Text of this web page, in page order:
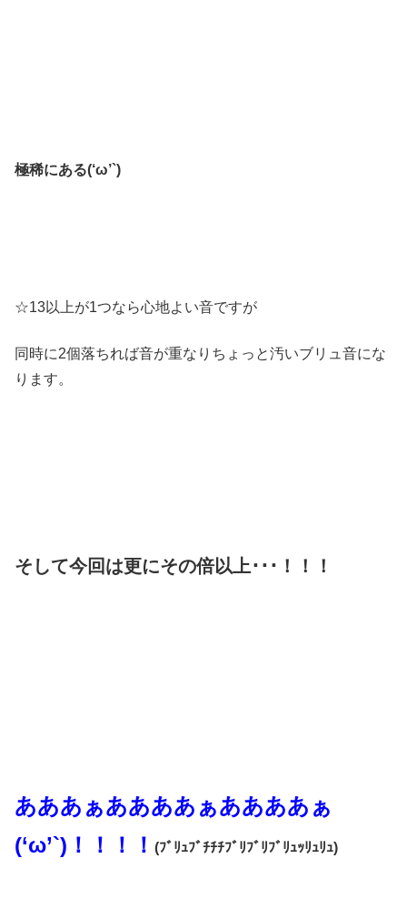
極稀にある(‘ω’`)
☆13以上が1つなら心地よい音ですが
同時に2個落ちれば音が重なりちょっと汚いブリュ音にな
ります。
そして今回は更にその倍以上･･･！！！
あああぁああああぁああああぁ
(‘ω’`)！！！！ (ﾌﾞﾘｭﾌﾞﾁﾁﾁﾌﾞﾘﾌﾞﾘﾌﾞﾘｭｯﾘｭﾘｭ)